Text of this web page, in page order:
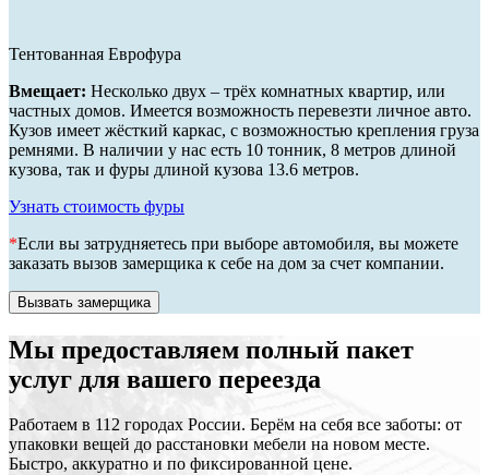
Тентованная Еврофура
Вмещает: Несколько двух – трёх комнатных квартир, или
частных домов. Имеется возможность перевезти личное авто.
Кузов имеет жёсткий каркас, с возможностью крепления груза
ремнями. В наличии у нас есть 10 тонник, 8 метров длиной
кузова, так и фуры длиной кузова 13.6 метров.
Узнать стоимость фуры
*Если вы затрудняетесь при выборе автомобиля, вы можете
заказать вызов замерщика к себе на дом за счет компании.
Вызвать замерщика
Мы предоставляем полный пакет
услуг для вашего переезда
Работаем в 112 городах России. Берём на себя все заботы: от
упаковки вещей до расстановки мебели на новом месте.
Быстро, аккуратно и по фиксированной цене.